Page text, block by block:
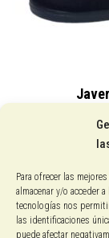
Para ofrecer las
almacenar y/o acceder
tecnologías nos
las identificaciones
puede afectar
Conocenos
Pagos con